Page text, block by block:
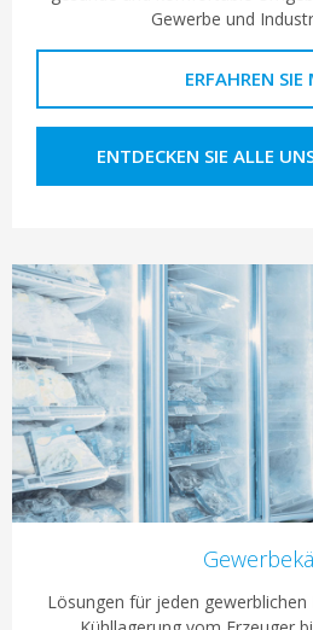
Gewerbe und
ERFAHREN SIE
ENTDECKEN SIE ALLE
Lösungen für jeden